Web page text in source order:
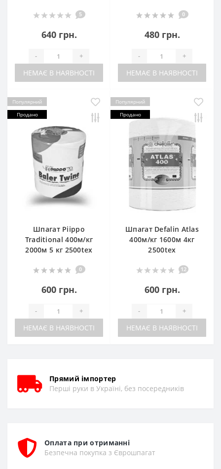
5
640 грн.
- +
НЕМАЄ В НАЯВНОСТІ
0
480 грн.
- +
НЕМАЄ В НАЯВНОСТІ
Популярний
Продано
Шпагат Piippo
Traditional 400м/кг
2000м 5 кг 2500tex
0
600 грн.
- +
НЕМАЄ В НАЯВНОСТІ
Популярний
Продано
Шпагат Defalin Atlas
400м/кг 1600м 4кг
2500tex
12
600 грн.
- +
НЕМАЄ В НАЯВНОСТІ
Прямий імпортер
Перші руки в Україні, без посередників
Оплата при отриманні
Безпечна покупка з Єврошпагат